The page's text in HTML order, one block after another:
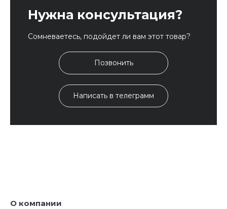
Нужна консультация?
Сомневаетесь, подойдет ли вам этот товар?
Позвонить
Написать в телеграмм
О компании